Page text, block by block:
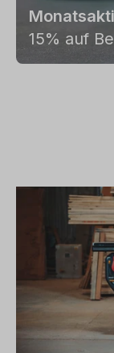
15% auf